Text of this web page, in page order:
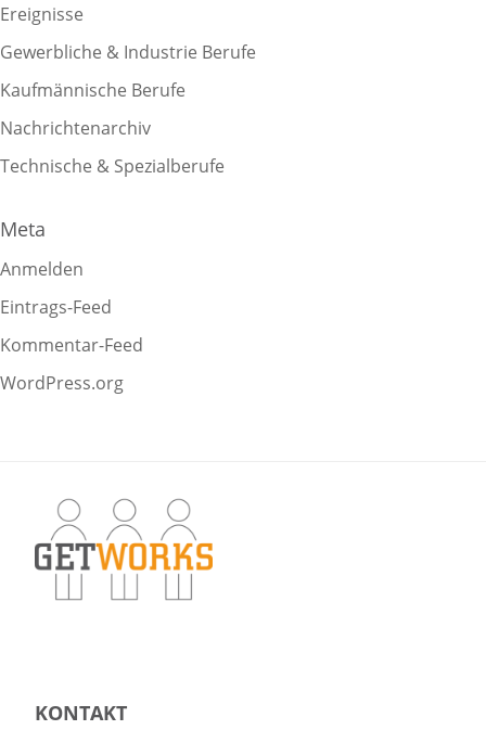
Ereignisse
Gewerbliche & Industrie Berufe
Kaufmännische Berufe
Nachrichtenarchiv
Technische & Spezialberufe
Meta
Anmelden
Eintrags-Feed
Kommentar-Feed
WordPress.org
KONTAKT